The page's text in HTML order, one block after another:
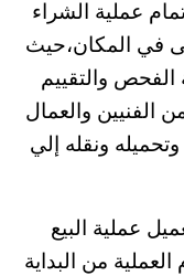
عملية الشراء
في المكان،حيث
والتقييم
الفنيين والعمال
ونقله إلي
عملية البيع
من البداية